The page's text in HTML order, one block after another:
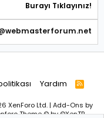
Burayı Tıklayınız!
Yardım
R
S
XenForo Ltd.| Add-Ons by
Theme© by ©XenTR